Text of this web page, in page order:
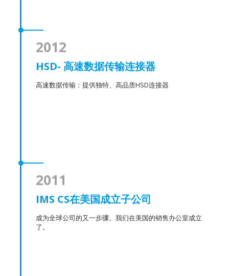
2012
HSD- 高速数据传输连接器
高速数据传输：提供独特、高品质HSD连接器
2011
IMS CS在美国成立子公司
成为全球公司的又一步骤。我们在美国的销售办公室成立
了。